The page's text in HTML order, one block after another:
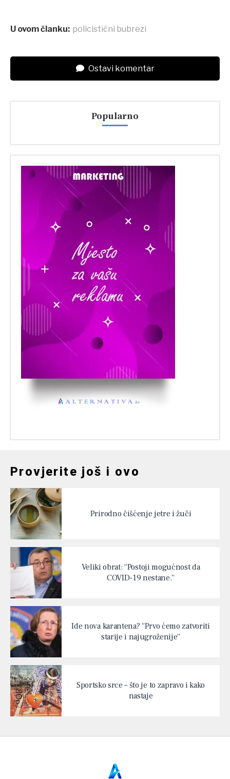
U ovom članku: policistični bubrezi
Ostavi komentar
Popularno
Provjerite još i ovo
Prirodno čišćenje jetre i žuči
Veliki obrat: “Postoji mogućnost da
COVID-19 nestane.”
Ide nova karantena? “Prvo ćemo zatvoriti
starije i najugroženije”
Sportsko srce – što je to zapravo i kako
nastaje